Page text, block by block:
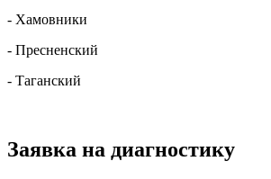
- Хамовники
- Пресненский
- Таганский
Заявка на диагностику